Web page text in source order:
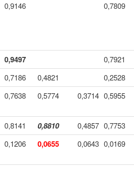
0,9146 0,7809
0,9497 0,7921
0,7186 0,4821 0,2528
0,7638 0,5774 0,3714 0,5955
0,8141 0,8810 0,4857 0,7753
0,1206 0,0655 0,0643 0,0169